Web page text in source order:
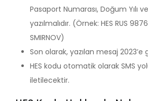
Pasaport Numarası, Doğum Yılı
yazılmalıdır. (Örnek: HES RUS
SMIRNOV)
Son olarak, yazılan mesaj
HES kodu otomatik olarak SMS
iletilecektir.